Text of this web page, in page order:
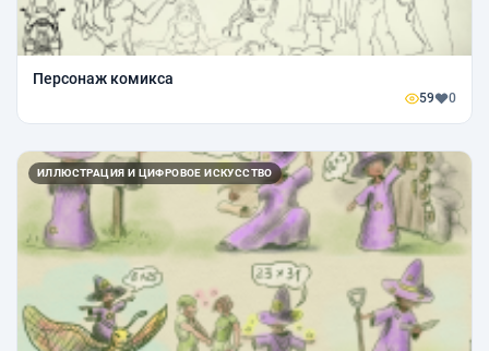
Персонаж комикса
59 0
ИЛЛЮСТРАЦИЯ И ЦИФРОВОЕ ИСКУССТВО